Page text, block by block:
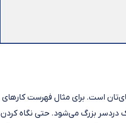
است. برای مثال فهرست کارهای
دردسر بزرگ می‌شود. حتی نگاه کردن